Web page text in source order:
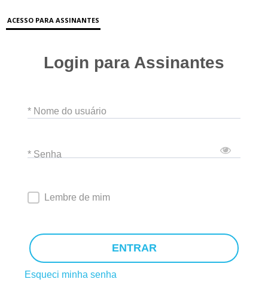
ACESSO PARA ASSINANTES
Login para Assinantes
* Nome do usuário
* Senha
Lembre de mim
ENTRAR
Esqueci minha senha